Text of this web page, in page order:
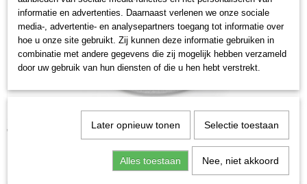
€ 1,50
informatie en advertenties. Daarnaast verlenen we onze sociale
media-, advertentie- en analysepartners toegang tot informatie over
hoe u onze site gebruikt. Zij kunnen deze informatie gebruiken in
combinatie met andere gegevens die zij mogelijk hebben verzameld
door uw gebruik van hun diensten of die u hen hebt verstrekt.
Later opnieuw tonen Selectie toestaan
Alles toestaan Nee, niet akkoord